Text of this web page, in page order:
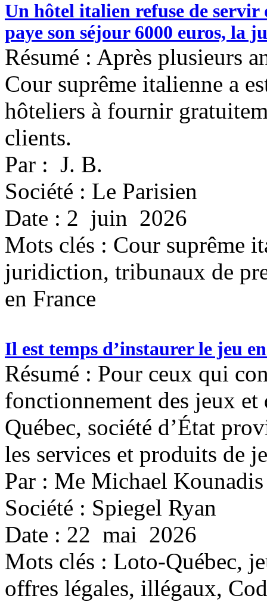
Un hôtel italien refuse de servir
paye son séjour 6000 euros, la
Résumé : Après plusieurs
Cour suprême italienne a
hôteliers à fournir
clients.
Par : J. B.
Société : Le Parisien
Date : 2 juin 2026
Mots clés : Cour suprême
juridiction, tribunaux de
en France
Il est temps d’instaurer le jeu
Résumé : Pour ceux qui
fonctionnement des jeux
Québec, société d’État
les services et produits de
Par : Me Michael Kounadis
Société : Spiegel Ryan
Date : 22 mai 2026
Mots clés : Loto-Québec,
offres légales, illégaux,